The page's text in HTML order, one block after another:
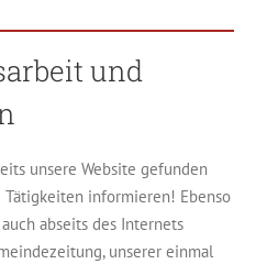
und
unsere Website gefunden
Tätigkeiten informieren! Ebenso
abseits des Internets
unserer einmal